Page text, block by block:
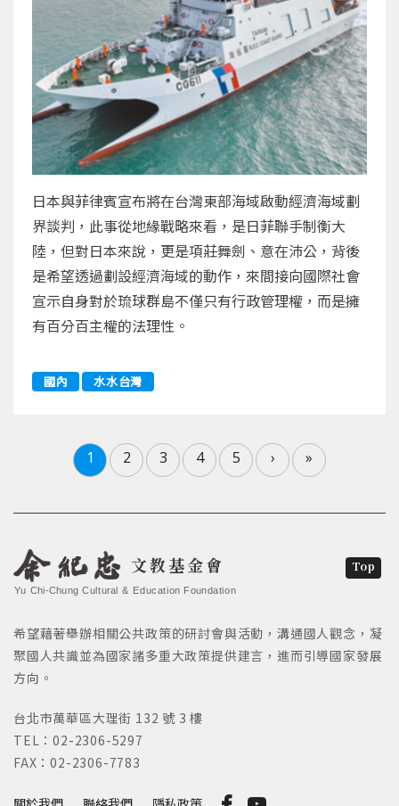
日本與菲律賓宣布將在台灣東部海域啟動經濟海域劃
界談判，此事從地緣戰略來看，是日菲聯手制衡大
陸，但對日本來說，更是項莊舞劍、意在沛公，背後
是希望透過劃設經濟海域的動作，來間接向國際社會
宣示自身對於琉球群島不僅只有行政管理權，而是擁
有百分百主權的法理性。
國內 水水台灣
1 2 3 4 5 › »
文教基金會
Yu Chi-Chung Cultural & Education Foundation
希望藉著舉辦相關公共政策的研討會與活動，溝通國人觀念，凝
聚國人共識並為國家諸多重大政策提供建言，進而引導國家發展
方向。
台北市萬華區大理街 132 號 3 樓
TEL：02-2306-5297
FAX：02-2306-7783
Top